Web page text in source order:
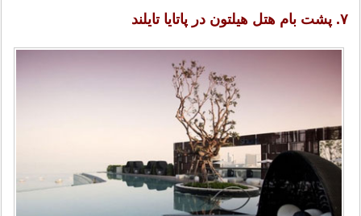
۷. پشت بام هتل هیلتون در پاتایا تایلند